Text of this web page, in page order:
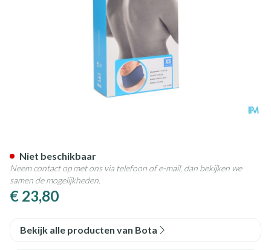
€ 23,80
Niet beschikbaar
Neem contact op met ons via telefoon of e-mail, dan bekijken we
samen de mogelijkheden.
Bekijk alle producten van Bota